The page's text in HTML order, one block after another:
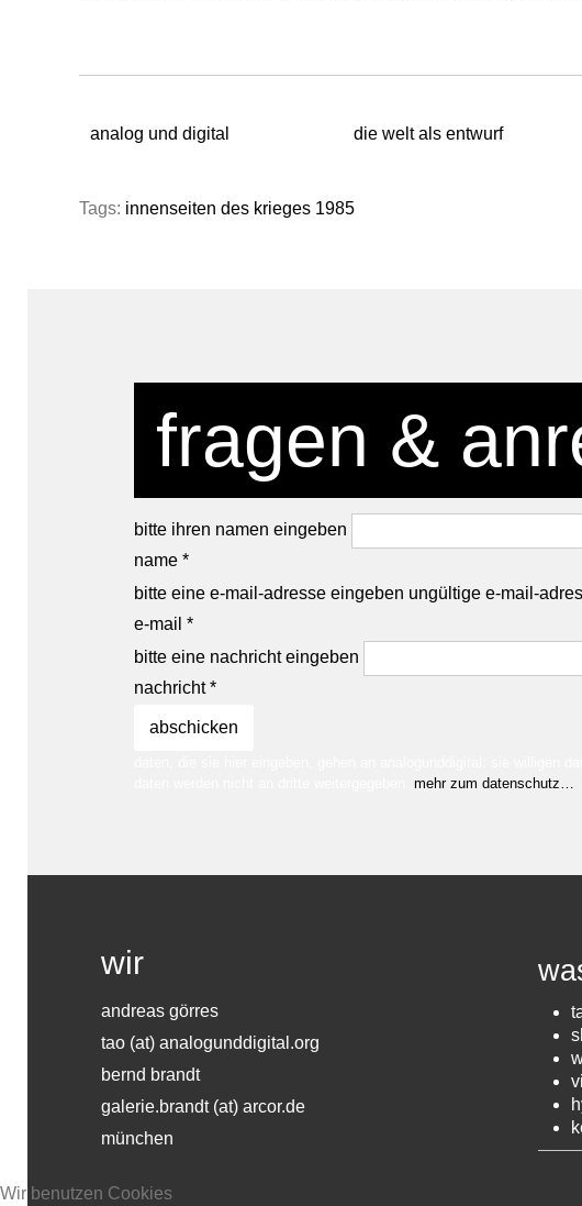
analog und digital die welt als entwurf
Tags: innenseiten des krieges 1985
fragen &
bitte ihren namen eingeben
name *
bitte eine e-mail-adresse eingeben ungültige e-mail-
e-mail *
bitte eine nachricht eingeben
nachricht *
mehr zum datenschutz…
wir
andreas görres
tao (at) analogunddigital.org
bernd brandt
galerie.brandt (at) arcor.de
münchen
Wir benutzen Cookies